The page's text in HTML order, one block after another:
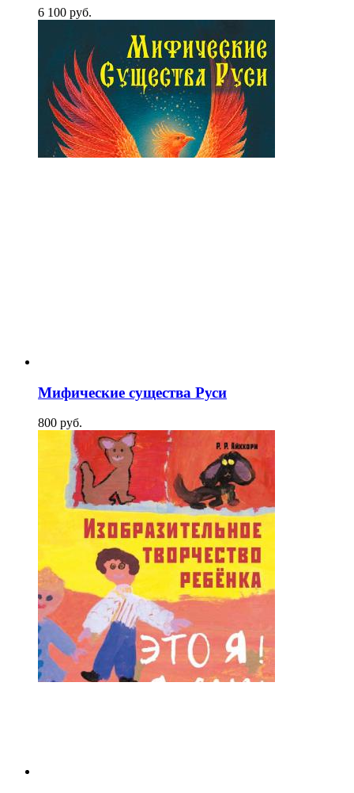
6 100 pуб.
Мифические существа Руси
800 pуб.